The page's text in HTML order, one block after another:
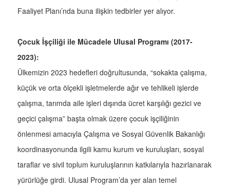
Faaliyet Planı’nda buna ilişkin tedbirler yer alıyor.
Çocuk İşçiliği ile Mücadele Ulusal Programı (2017-
2023):
Ülkemizin 2023 hedefleri doğrultusunda, “sokakta çalışma,
küçük ve orta ölçekli işletmelerde ağır ve tehlikeli işlerde
çalışma, tarımda aile işleri dışında ücret karşılığı gezici ve
geçici çalışma” başta olmak üzere çocuk işçiliğinin
önlenmesi amacıyla Çalışma ve Sosyal Güvenlik Bakanlığı
koordinasyonunda ilgili kamu kurum ve kuruluşları, sosyal
taraflar ve sivil toplum kuruluşlarının katkılarıyla hazırlanarak
yürürlüğe girdi. Ulusal Program’da yer alan temel